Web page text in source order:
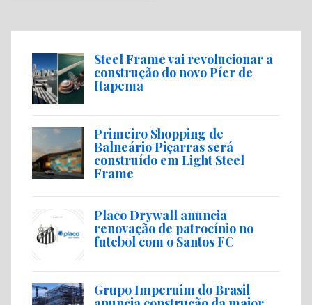
Steel Frame vai revolucionar a
construção do novo Píer de
Itapema
Primeiro Shopping de
Balneário Piçarras será
construído em Light Steel
Frame
Placo Drywall anuncia
renovação de patrocínio no
futebol com o Santos FC
Grupo Imperuim do Brasil